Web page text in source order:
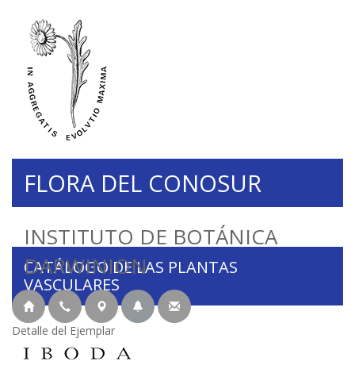
INSTITUTO DE BOTÁNICA
DARWINION
FLORA DEL CONOSUR
CATÁLOGO DE LAS PLANTAS
VASCULARES
Detalle del Ejemplar